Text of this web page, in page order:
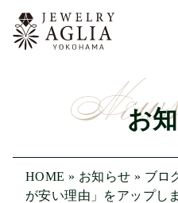
お
HOME » お知らせ » ブロ
が安い理由」をアップし